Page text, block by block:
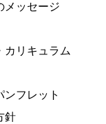
メッセージ
カリキュラム
ンフレット
針